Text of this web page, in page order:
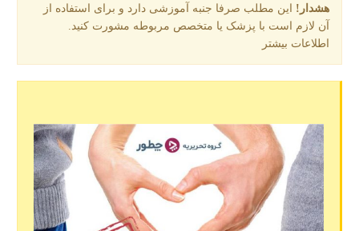
هشدار! این مطلب صرفا جنبه آموزشی دارد و برای استفاده از
آن لازم است با پزشک یا متخصص مربوطه مشورت کنید.
اطلاعات بیشتر